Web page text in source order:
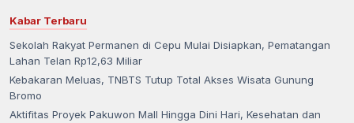
Kabar Terbaru
Sekolah Rakyat Permanen di Cepu Mulai Disiapkan, Pematangan
Lahan Telan Rp12,63 Miliar
Kebakaran Meluas, TNBTS Tutup Total Akses Wisata Gunung
Bromo
Aktifitas Proyek Pakuwon Mall Hingga Dini Hari, Kesehatan dan